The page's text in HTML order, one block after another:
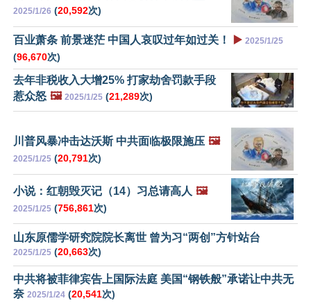
2025/1/26 (20,592次)
百业萧条 前景迷茫 中国人哀叹过年如过关！ ▶️ 2025/1/25
(96,670次)
去年非税收入大增25% 打家劫舍罚款手段
惹众怒 🖼️ 2025/1/25 (21,289次)
川普风暴冲击达沃斯 中共面临极限施压 🖼️
2025/1/25 (20,791次)
小说：红朝毁灭记（14）习总请高人 🖼️
2025/1/25 (756,861次)
山东原儒学研究院院长离世 曾为习“两创”方针站台
2025/1/25 (20,663次)
中共将被菲律宾告上国际法庭 美国“钢铁般”承诺让中共无
奈 2025/1/24 (20,541次)